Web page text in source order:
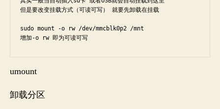
但是要改变挂载方式（可读可写） 就要先卸载在挂载
sudo mount -o rw /dev/mmcblk0p2 /mnt
umount
卸载分区